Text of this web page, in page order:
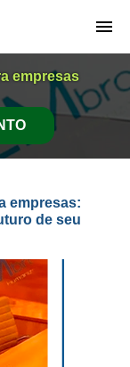
empresas
empresas:
de seu